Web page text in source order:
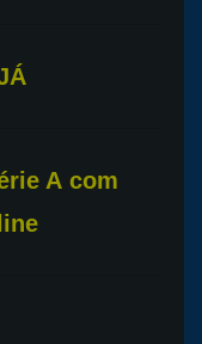
A com